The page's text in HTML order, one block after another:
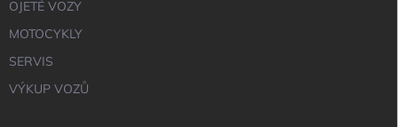
OJETÉ VOZY
MOTOCYKLY
SERVIS
VÝKUP VOZŮ